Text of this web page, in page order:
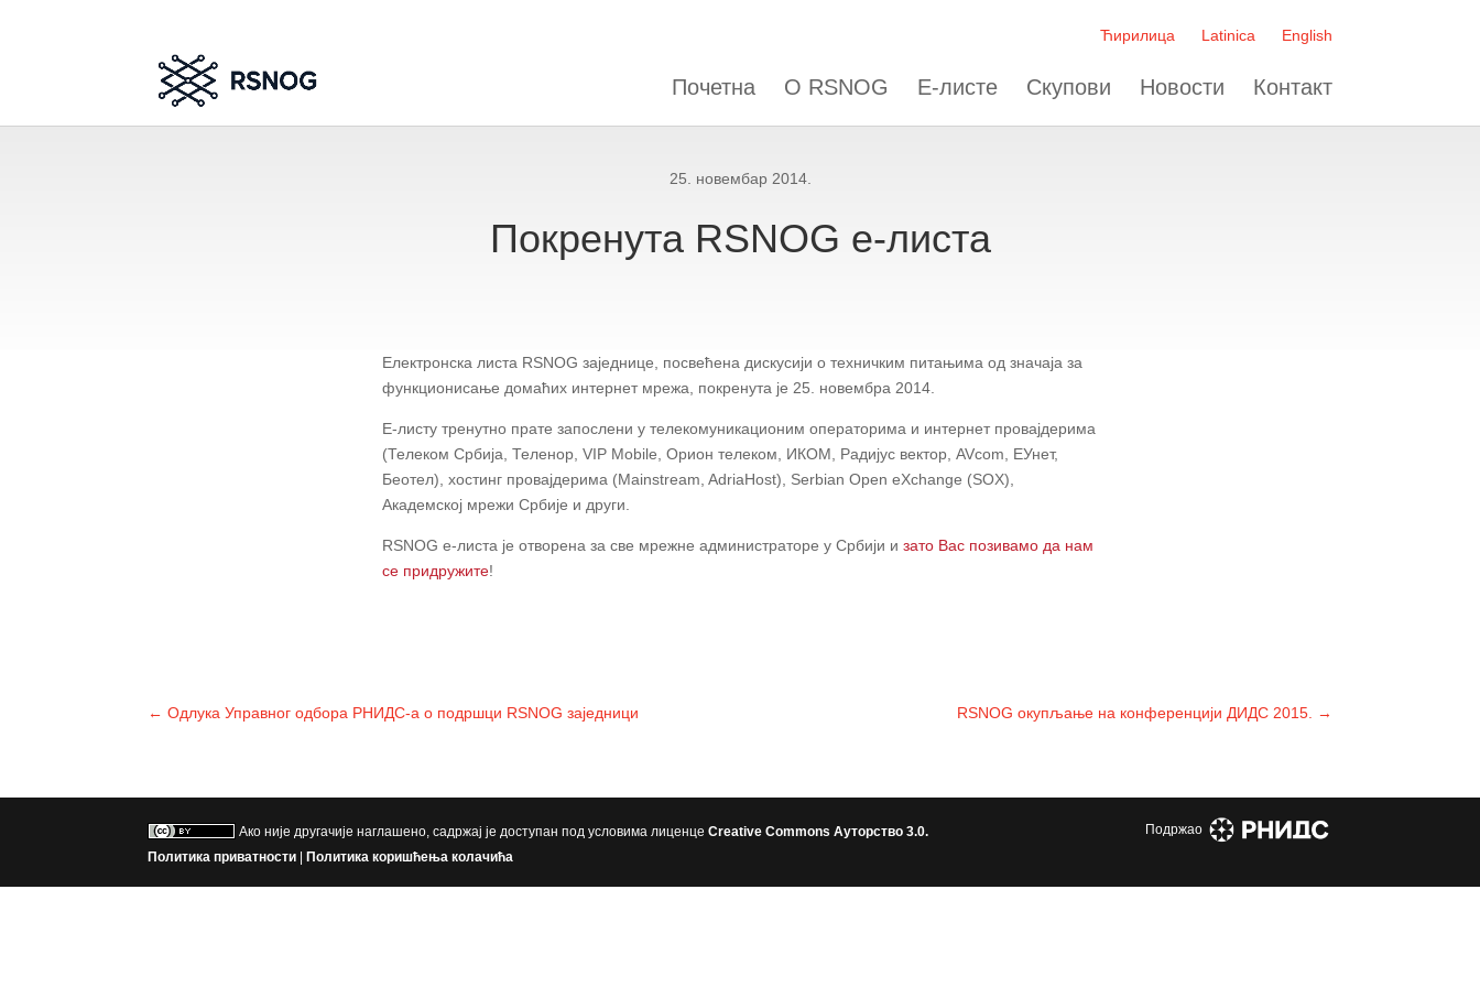
Ћирилица Latinica English
Почетна О RSNOG Е-листе Скупови Новости Контакт
25. новембар 2014.
Покренута RSNOG е-листа
Електронска листа RSNOG заједнице, посвећена дискусији о техничким питањима од значаја за
функционисање домаћих интернет мрежа, покренута је 25. новембра 2014.
Е-листу тренутно прате запослени у телекомуникационим операторима и интернет провајдерима
(Телеком Србија, Теленор, VIP Mobile, Орион телеком, ИКОМ, Радијус вектор, AVcom, ЕУнет,
Беотел), хостинг провајдерима (Mainstream, AdriaHost), Serbian Open eXchange (SOX),
Академској мрежи Србије и други.
RSNOG е-листа је отворена за све мрежне администраторе у Србији и зато Вас позивамо да нам
се придружите!
←Одлука Управног одбора РНИДС-а о подршци RSNOG заједници RSNOG окупљање на конференцији ДИДС 2015. →
Ако није другачије наглашено, садржај је доступан под условима лиценцеCreative Commons Aуторство 3.0.
Политика приватности
Политика коришћења колачића
Подржао